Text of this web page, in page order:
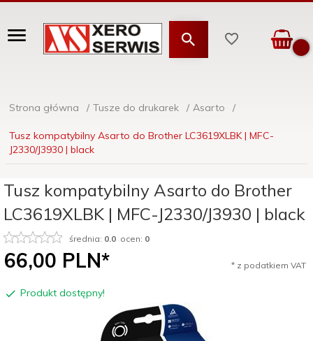
Strona główna Tusze do drukarek Asarto
Tusz kompatybilny Asarto do Brother LC3619XLBK | MFC-
J2330/J3930 | black
Tusz kompatybilny Asarto do Brother
LC3619XLBK | MFC-J2330/J3930 | black
średnia: 0.0 ocen: 0
66,00 PLN* * z podatkiem VAT
Produkt dostępny!